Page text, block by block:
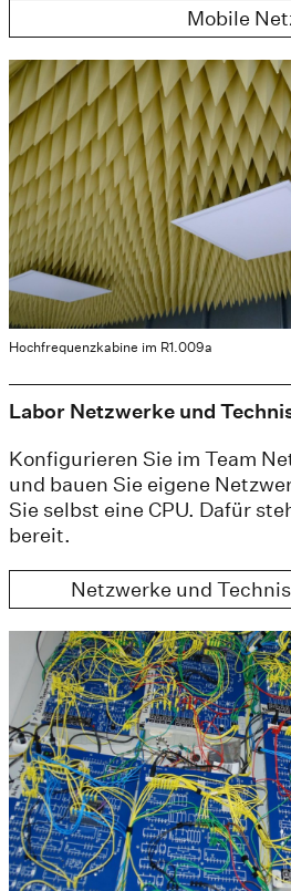
Mobile
Hochfrequenzkabine im R1.009a
Labor Netzwerke und
Konfigurieren Sie im Team
und bauen Sie eigene
Sie selbst eine CPU. Dafür
bereit.
Netzwerke und